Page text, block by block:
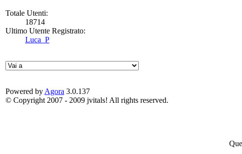
Totale Utenti:
18714
Ultimo Utente Registrato:
Luca_P
Powered by Agora 3.0.137
© Copyright 2007 - 2009 jvitals! All rights reserved.